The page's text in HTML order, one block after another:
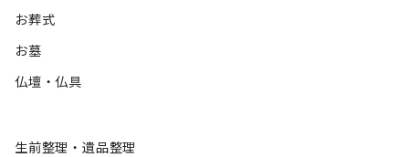
お葬式
お墓
仏壇・仏具
生前整理・遺品整理